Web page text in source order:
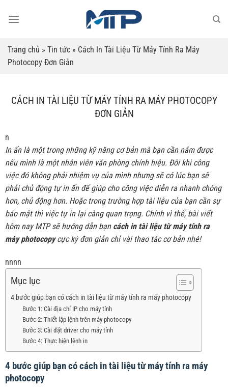
qua
dung
Trang chủ » Tin tức » Cách In Tài Liệu Từ Máy Tính Ra Máy
Photocopy Đơn Giản
CÁCH IN TÀI LIỆU TỪ MÁY TÍNH RA MÁY PHOTOCOPY
ĐƠN GIẢN
n
In ấn là một trong những kỹ năng cơ bản mà bạn cần nắm được
nếu mình là một nhân viên văn phòng chính hiệu. Đôi khi công
việc đó không phải nhiệm vụ của mình nhưng sẽ có lúc bạn sẽ
phải chủ động tự in ấn để giúp cho công việc diễn ra nhanh chóng
hơn, chủ động hơn. Hoặc trong trường hợp tài liệu của bạn cần sự
bảo mật thì việc tự in lại càng quan trọng. Chính vì thế, bài viết
hôm nay MTP sẽ hướng dẫn bạn cách in tài liệu từ máy tính ra
máy photocopycực kỳ đơn giản chỉ vài thao tác cơ bản nhé!
nnnn
Mục lục
4 bước giúp bạn có cách in tài liệu từ máy tính ra máy photocopy
Bước 1: Cài địa chỉ IP cho máy tính
Bước 2: Thiết lập lệnh trên máy photocopy
Bước 3: Cài đặt driver cho máy tính
Bước 4: Thực hiện lệnh in
4 bước giúp bạn có cách in tài liệu từ máy tính ra máy
photocopy